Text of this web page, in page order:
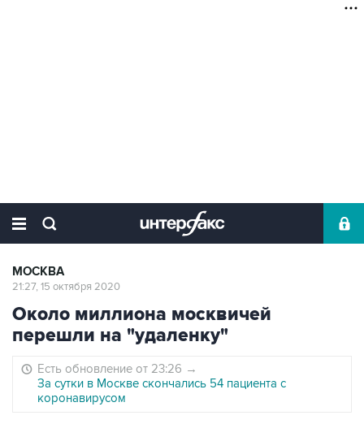
МОСКВА
21:27, 15 октября 2020
Около миллиона москвичей
перешли на "удаленку"
Есть обновление от 23:26 →
За сутки в Москве скончались 54 пациента с
коронавирусом